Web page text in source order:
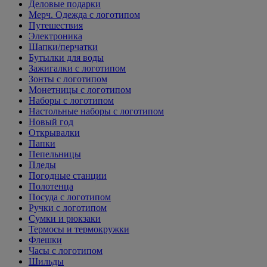
Деловые подарки
Мерч. Одежда с логотипом
Путешествия
Электроника
Шапки/перчатки
Бутылки для воды
Зажигалки с логотипом
Зонты с логотипом
Монетницы с логотипом
Наборы с логотипом
Настольные наборы с логотипом
Новый год
Открывалки
Папки
Пепельницы
Пледы
Погодные станции
Полотенца
Посуда с логотипом
Ручки с логотипом
Сумки и рюкзаки
Термосы и термокружки
Флешки
Часы с логотипом
Шильды